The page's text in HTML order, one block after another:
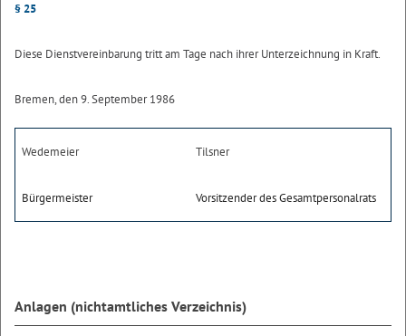
§ 25
Diese Dienstvereinbarung tritt am Tage nach ihrer Unterzeichnung in Kraft.
Bremen, den 9. September 1986
Wedemeier Tilsner
Bürgermeister Vorsitzender des Gesamtpersonalrats
Anlagen (nichtamtliches Verzeichnis)